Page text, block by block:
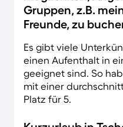
Gruppen, z.B.
Freunde, zu
Es gibt viele
einen Aufenthalt in
geeignet sind. So
mit einer
Platz für 5.